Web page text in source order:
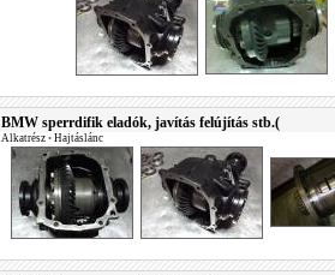
BMW sperrdifik eladók, javítás felújítás stb.(
Alkatrész • Hajtáslánc